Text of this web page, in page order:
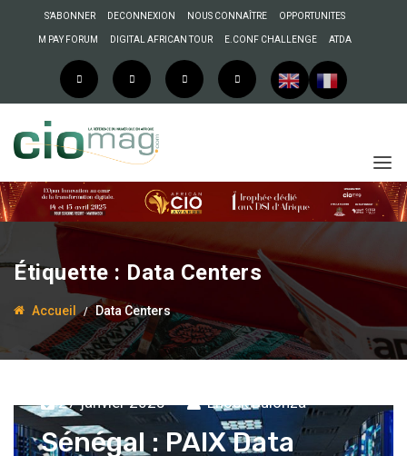
S’ABONNER DECONNEXION NOUS CONNAÎTRE OPPORTUNITES
M PAY FORUM DIGITAL AFRICAN TOUR E.CONF CHALLENGE ATDA
Étiquette : Data Centers
Accueil Data Centers
27 janvier 2025 Enock Bulonza
Sénégal : PAIX Data